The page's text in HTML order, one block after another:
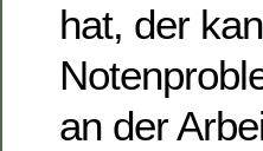
hat, der
an der